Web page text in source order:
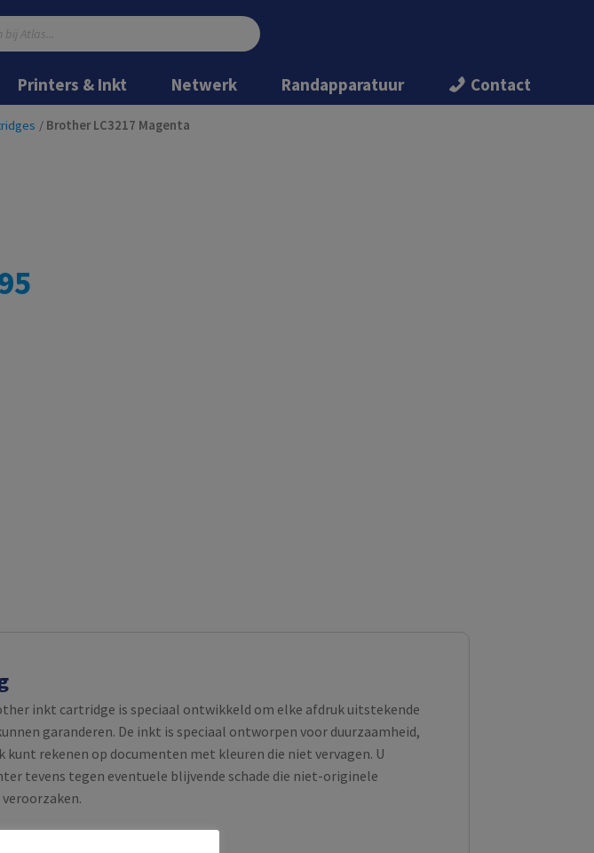
Ga
naar
Ga
Printers & Inkt Netwerk Randapparatuur Contact
/ Brother LC3217 Magenta
inkt cartridge is speciaal ontwikkeld om elke afdruk uitstekende
garanderen. De inkt is speciaal ontworpen voor duurzaamheid,
kunt rekenen op documenten met kleuren die niet vervagen. U
tevens tegen eventuele blijvende schade die niet-originele